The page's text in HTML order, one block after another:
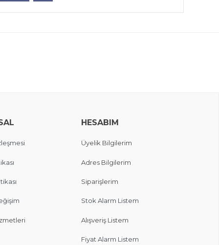
HESABIM
Üyelik Bilgilerim
Adres Bilgilerim
Siparişlerim
Stok Alarm Listem
Alışveriş Listem
Fiyat Alarm Listem